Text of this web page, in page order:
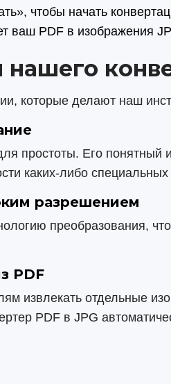
чтобы начать
ваш PDF в изображения
которые делают наш
простоты. Его
каких-либо
разрешением
преобразования,
PDF
извлекать отдельные
PDF в JPG